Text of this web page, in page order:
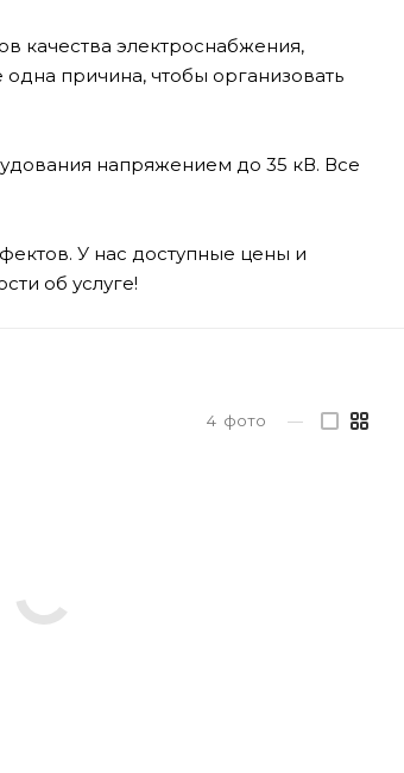
качества электроснабжения,
причина, чтобы организовать
напряжением до 35 кВ. Все
У нас доступные цены и
об услуге!
4 фото —